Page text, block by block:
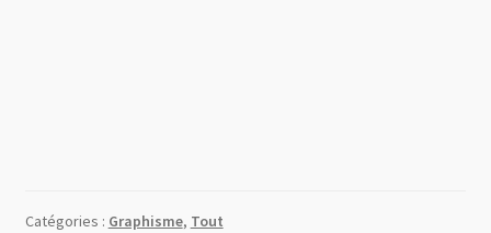
Catégories : Graphisme, Tout